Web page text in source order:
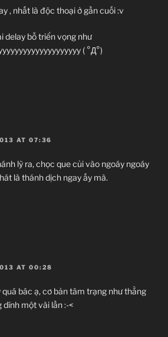
, nhất là độc thoại ở gần cuối :v
delay bỗ triển vọng như
( °Д°)
AT 07:36
lỳ ra, chọc que củi vào ngoáy ngoáy
là thánh dịch ngay ấy mà.
AT 00:28
quá bác ạ, cơ bản tâm trạng như thằng
dính một vài lần :-<